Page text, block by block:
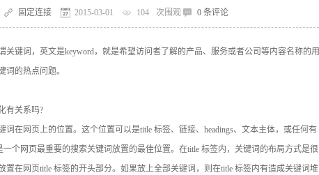
固定连接 2015-03-01 104 次围观 0 条评论
关键词，英文是keyword，就是希望访问者了解的产品、服务或者公司等内容名称的用
词的热点问题。
关系吗?
在网页上的位置。这个位置可以是title 标签、链接、headings、文本主体，或任何有
一个网页最重要的搜索关键词放置的最佳位置。在title 标签内，关键词的布局方式是很
置在网页title 标签的开头部分。如果放上全部关键词，则在title 标签内有造成关键词堆